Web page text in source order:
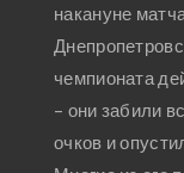
накануне
чемпионата
– они забили
очков и